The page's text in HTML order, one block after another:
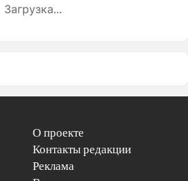
Загрузка...
О проекте
Контакты редакции
Реклама